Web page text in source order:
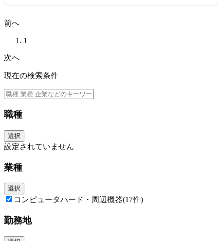
・アズミ村田製作所HP
・村田製作所Vision2030
030
前へ
1
次へ
現在の検索条件
職種
選択
設定されていません
業種
選択
コンピュータハード・周辺機器(17件)
勤務地